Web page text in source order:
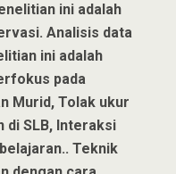
ini adalah
Analisis data
ini adalah
pada
Murid, Tolak ukur
di SLB, Interaksi
Teknik